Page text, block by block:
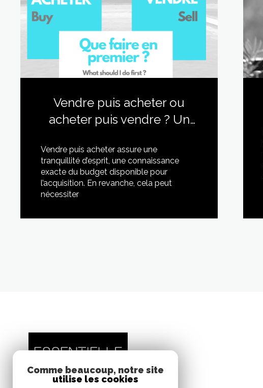
Vendre puis acheter ou
acheter puis vendre ? Un
nombreux propriétaires.
Vendre puis acheter assure une
tranquillité d’esprit, une connaissance
exacte du budget disponible pour
l’acquisition. En revanche, cela peut
nécessiter
LIRE CETTE ACTU
Comme beaucoup, notre site
utilise les cookies